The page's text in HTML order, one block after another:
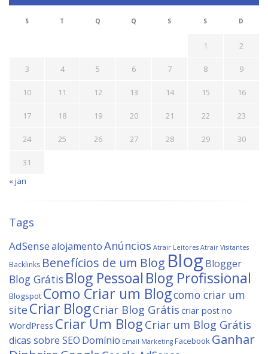
S T Q Q S S D
1 2
3 4 5 6 7 8 9
10 11 12 13 14 15 16
17 18 19 20 21 22 23
24 25 26 27 28 29 30
31
« jan
Tags
AdSensealojamentoAnúncios Atrair Leitores Atrair Visitantes
Backlinks Benefícios de um Blog Blog Blogger
Blog Grátis Blog Pessoal Blog Profissional
Blogspot Como Criar um Blogcomo criar um
siteCriar BlogCriar Blog Grátis criar post no
WordPress Criar Um Blog Criar um Blog Grátis
dicas sobre SEO Domínio Email Marketing Facebook Ganhar